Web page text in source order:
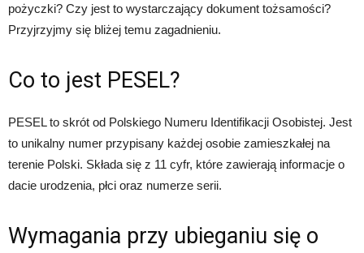
pożyczki? Czy jest to wystarczający dokument tożsamości?
Przyjrzyjmy się bliżej temu zagadnieniu.
Co to jest PESEL?
PESEL to skrót od Polskiego Numeru Identifikacji Osobistej. Jest
to unikalny numer przypisany każdej osobie zamieszkałej na
terenie Polski. Składa się z 11 cyfr, które zawierają informacje o
dacie urodzenia, płci oraz numerze serii.
Wymagania przy ubieganiu się o